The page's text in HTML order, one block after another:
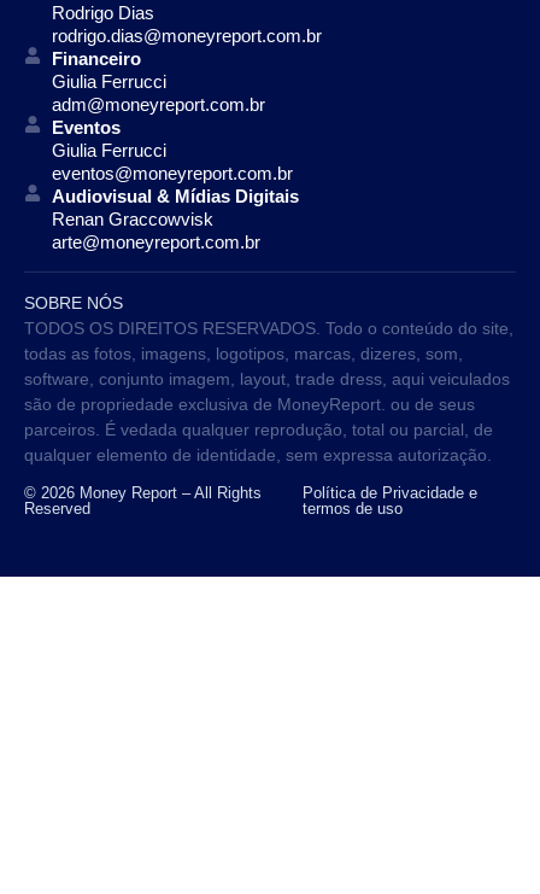
Rodrigo Dias
rodrigo.dias@moneyreport.com.br
Financeiro
Giulia Ferrucci
adm@moneyreport.com.br
Eventos
Giulia Ferrucci
eventos@moneyreport.com.br
Audiovisual & Mídias Digitais
Renan Graccowvisk
arte@moneyreport.com.br
SOBRE NÓS
TODOS OS DIREITOS RESERVADOS. Todo o conteúdo do site,
todas as fotos, imagens, logotipos, marcas, dizeres, som,
software, conjunto imagem, layout, trade dress, aqui veiculados
são de propriedade exclusiva de MoneyReport. ou de seus
parceiros. É vedada qualquer reprodução, total ou parcial, de
qualquer elemento de identidade, sem expressa autorização.
© 2026 Money Report – All Rights
Reserved
Política de Privacidade e
termos de uso